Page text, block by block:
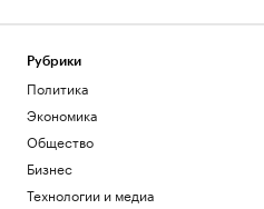
Рубрики
Политика
Экономика
Общество
Бизнес
Технологии и медиа